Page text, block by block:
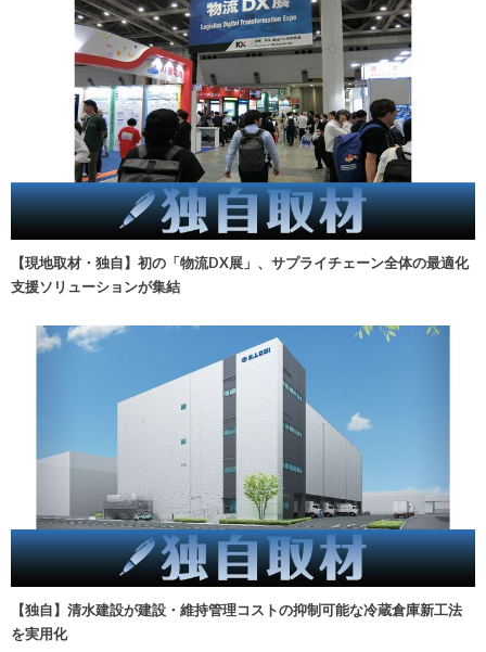
【現地取材・独自】初の「物流DX展」、サプライチェーン全体の最適化
支援ソリューションが集結
【独自】清水建設が建設・維持管理コストの抑制可能な冷蔵倉庫新工法
を実用化